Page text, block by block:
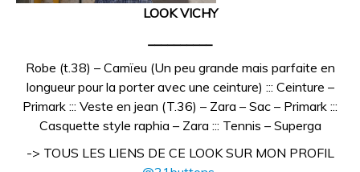
LOOK VICHY
__________
Robe (t.38) – Camïeu (Un peu grande mais parfaite en
longueur pour la porter avec une ceinture) ::: Ceinture –
Primark ::: Veste en jean (T.36) – Zara – Sac – Primark :::
Casquette style raphia – Zara ::: Tennis – Superga
-> TOUS LES LIENS DE CE LOOK SUR MON PROFIL